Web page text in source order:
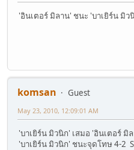
'อินเตอร์ มิลาน' ชนะ 'บาเยิร์น มิ
komsan
Guest
May 23, 2010, 12:09:01 AM
'บาเยิร์น มิวนิก' เสมอ 'อินเตอร์
'บาเยิร์น มิวนิก' ชนะจุดโทษ 4-2